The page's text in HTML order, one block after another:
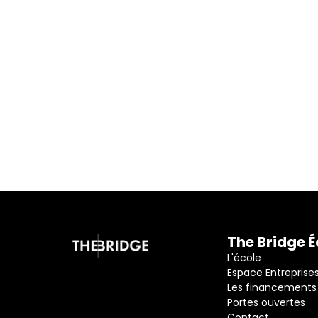
The Bridge
L'école
Espace Entreprises
Les financements
Portes ouvertes